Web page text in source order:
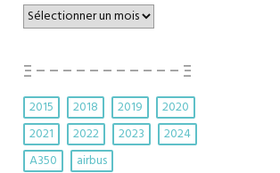
ARCHIVES
✈︎
Ξ – – – – – – – – – – – Ξ
2015 2018 2019
2020
2021
2022 2023
2024
A350
airbus